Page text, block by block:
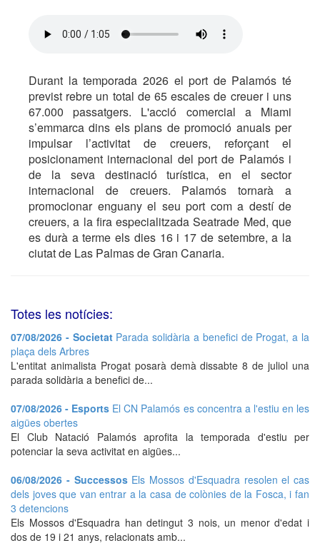
Durant la temporada 2026 el port de Palamós té
previst rebre un total de 65 escales de creuer i uns
67.000 passatgers. L'acció comercial a Miami
s’emmarca dins els plans de promoció anuals per
impulsar l’activitat de creuers, reforçant el
posicionament internacional del port de Palamós i
de la seva destinació turística, en el sector
internacional de creuers. Palamós tornarà a
promocionar enguany el seu port com a destí de
creuers, a la fira especialitzada Seatrade Med, que
es durà a terme els dies 16 i 17 de setembre, a la
ciutat de Las Palmas de Gran Canaria.
Totes les notícies:
07/08/2026 - Societat Parada solidària a benefici de Progat, a la
plaça dels Arbres
L'entitat animalista Progat posarà demà dissabte 8 de juliol una
parada solidària a benefici de...
07/08/2026 - Esports El CN Palamós es concentra a l'estiu en les
aigües obertes
El Club Natació Palamós aprofita la temporada d'estiu per
potenciar la seva activitat en aigües...
06/08/2026 - Successos Els Mossos d'Esquadra resolen el cas
dels joves que van entrar a la casa de colònies de la Fosca, i fan
3 detencions
Els Mossos d'Esquadra han detingut 3 nois, un menor d'edat i
dos de 19 i 21 anys, relacionats amb...